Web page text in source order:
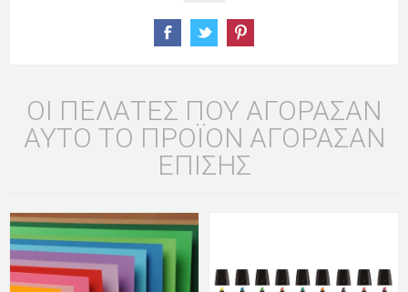
ΟΙ ΠΕΛΆΤΕΣ ΠΟΥ ΑΓΌΡΑΣΑΝ
ΑΥΤΌ ΤΟ ΠΡΟΪΌΝ ΑΓΌΡΑΣΑΝ
ΕΠΊΣΗΣ